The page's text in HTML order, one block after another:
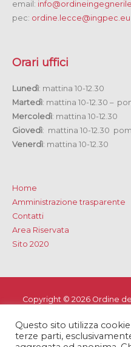
email:
pec: ordine.lecce@ingpec.eu
Orari uffici
Lunedì: mattina 10-12.30
Martedì: mattina 10-12.30 –
Mercoledì: mattina 10-12.30
Giovedì: mattina 10-12.30
Venerdì: mattina 10-12.30
Home
Amministrazione trasparente
Contatti
Area Riservata
Sito 2020
Copyright © 2026 Ordine
Privacy e Cookie Policy-
Questo sito utilizza
terze parti,